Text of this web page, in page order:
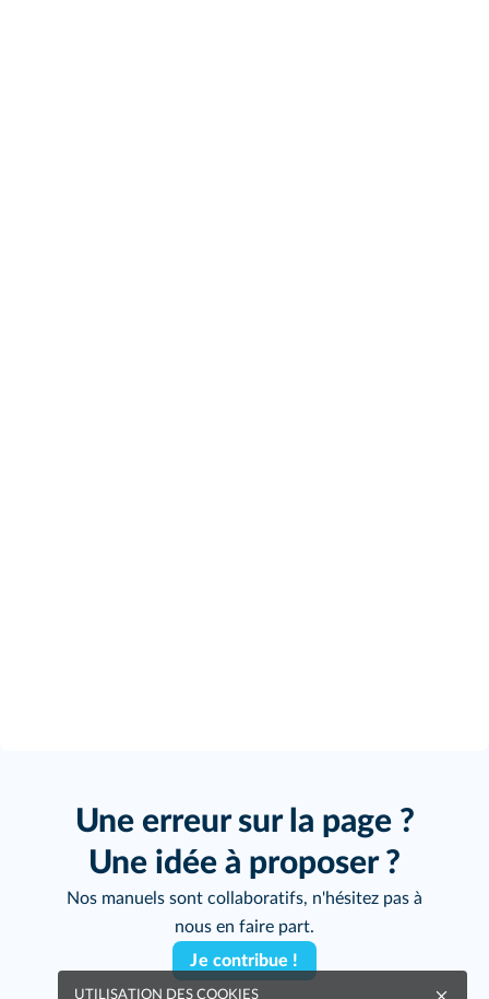
Une erreur sur la page ?
Une idée à proposer ?
Nos manuels sont collaboratifs, n'hésitez pas à
nous en faire part.
Je contribue !
UTILISATION DES COOKIES